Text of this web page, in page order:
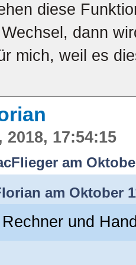
diese
dann
mich, weil es
2018, 17:54:15
am
am Oktober
und